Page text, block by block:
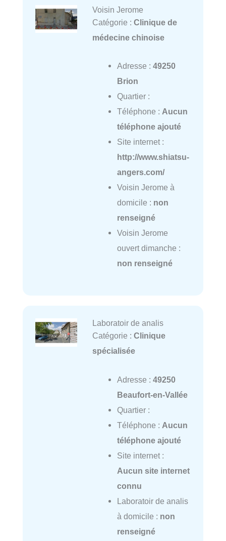
Voisin Jerome
Catégorie : Clinique de
médecine chinoise
Adresse : 49250
Brion
Quartier :
Téléphone : Aucun
téléphone ajouté
Site internet :
http://www.shiatsu-
angers.com/
Voisin Jerome à
domicile : non
renseigné
Voisin Jerome
ouvert dimanche :
non renseigné
Laboratoir de analis
Catégorie : Clinique
spécialisée
Adresse : 49250
Beaufort-en-Vallée
Quartier :
Téléphone : Aucun
téléphone ajouté
Site internet :
Aucun site internet
connu
Laboratoir de analis
à domicile : non
renseigné